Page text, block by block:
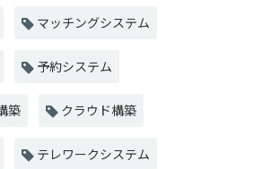
マッチングシステム
予約システム
築 クラウド構築
テレワークシステム